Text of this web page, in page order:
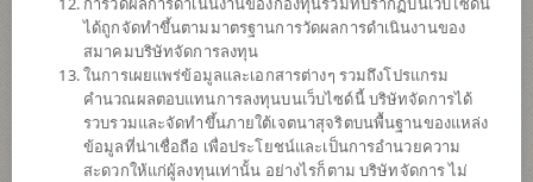
ข้อมูลการสั่งซื้อขาย
ดาวน์โหลดเอกสาร
ปฏิทินวันหยุด
ประวัติการจ่ายเงินปันผล
ได้ถูกจัดทำขึ้นตามมาตรฐานการวัดผลการดำเนินงานของ
สมาคมบริษัทจัดการลงทุน
ในการเผยแพร่ข้อมูลและเอกสารต่างๆ รวมถึงโปรแกรม
คำนวณผลตอบแทนการลงทุนบนเว็บไซด์นี้ บริษัทจัดการได้
รวบรวมและจัดทำขึ้นภายใต้เจตนาสุจริตบนพื้นฐานของแหล่ง
ข้อมูลที่น่าเชื่อถือ เพื่อประโยชน์และเป็นการอำนวยความ
สะดวกให้แก่ผู้ลงทุนเท่านั้น อย่างไรก็ตาม บริษัทจัดการ ไม่